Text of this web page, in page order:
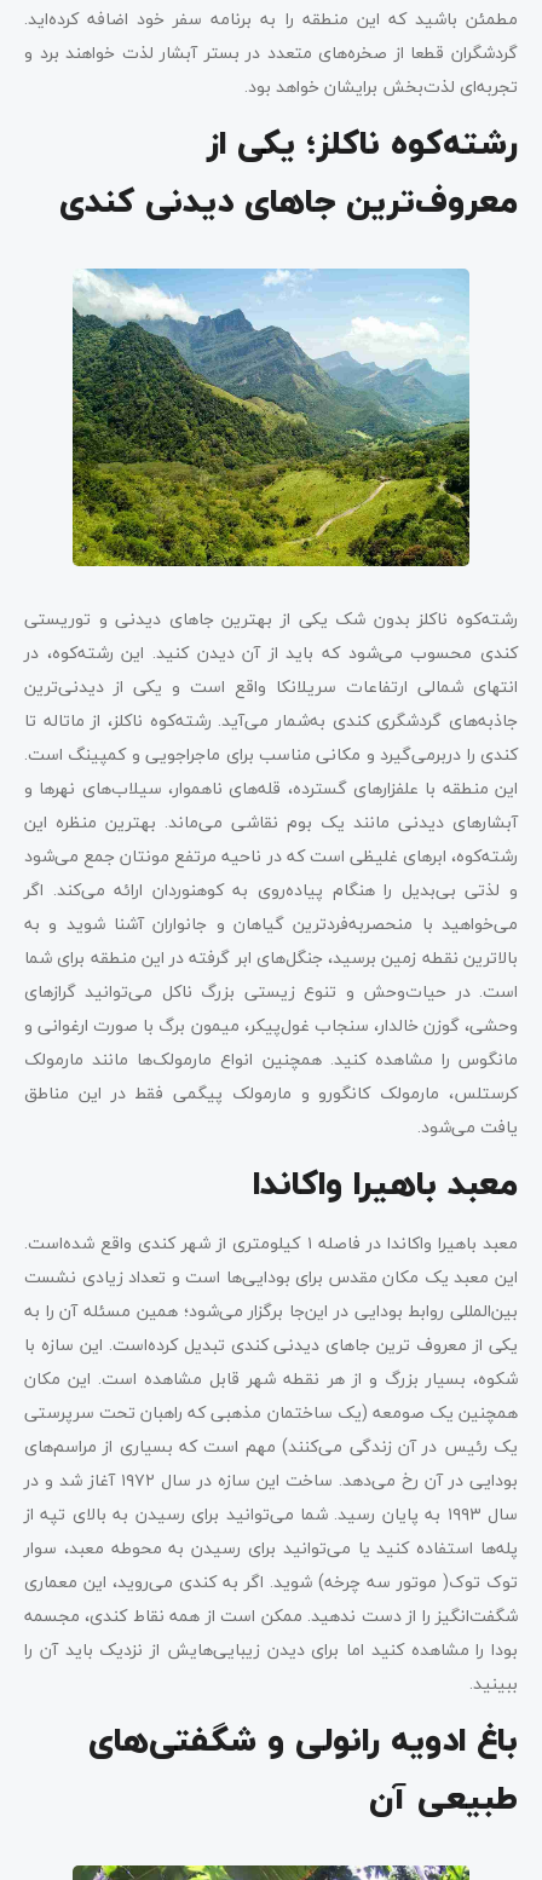
مطمئن باشید که این منطقه را به برنامه سفر خود اضافه کرده‌اید.
گردشگران قطعا از صخره‌های متعدد در بستر آبشار لذت خواهند برد و
تجربه‌ای لذت‌بخش برایشان خواهد بود.
رشته‌کوه ناکلز؛ یکی از
معروف‌ترین جاهای دیدنی کندی
رشته‌کوه ناکلز بدون شک یکی از بهترین جاهای دیدنی و توریستی
کندی محسوب می‌شود که باید از آن دیدن کنید. این رشته‌کوه، در
انتهای شمالی ارتفاعات سریلانکا واقع ‌است و یکی از دیدنی‌ترین
جاذبه‌های گردشگری کندی به‌شمار می‌آید. رشته‌کوه ناکلز، از ماتاله تا
کندی را دربرمی‌گیرد و مکانی مناسب برای ماجراجویی و کمپینگ است.
این منطقه با علفزارهای گسترده، قله‌های ناهموار، سیلاب‌های نهرها و
آبشارهای دیدنی مانند یک بوم نقاشی می‌ماند. بهترین‌ منظره این
رشته‌کوه، ابرهای غلیظی است که در ناحیه مرتفع مونتان جمع می‌شود
و لذتی بی‌بدیل را هنگام پیاده‌روی به کوهنوردان ارائه می‌کند. اگر
می‌خواهید با منحصربه‌فردترین گیاهان و جانواران آشنا شوید و به
بالاترین نقطه زمین برسید، جنگل‌های ابر گرفته در این منطقه برای شما
است. در حیات‌وحش و تنوع زیستی بزرگ ناکل می‌توانید گرازهای
وحشی، گوزن خالدار، سنجاب غول‌پیکر، میمون برگ با صورت ارغوانی و
مانگوس را مشاهده کنید. همچنین انواع مارمولک‌ها مانند مارمولک
کرستلس، مارمولک‌ کانگورو و مارمولک پیگمی فقط در این مناطق
یافت می‌شود.
معبد باهیرا واکاندا
معبد باهیرا واکاندا در فاصله ۱ کیلومتری از شهر کندی واقع شده‌است.
این معبد یک مکان مقدس برای بودایی‌ها است و تعداد زیادی نشست
بین‌المللی روابط بودایی در این‌جا برگزار می‌شود؛ همین مسئله آن را به
یکی از معروف ترین جاهای دیدنی کندی تبدیل کرده‌است. این سازه با
شکوه، بسیار بزرگ و از هر نقطه شهر قابل مشاهده است. این مکان
همچنین یک صومعه (یک ساختمان مذهبی که راهبان تحت سرپرستی
یک رئیس در آن زندگی می‌کنند) مهم است که بسیاری از مراسم‌های
بودایی در آن رخ می‌دهد. ساخت این سازه در سال ۱۹۷۲ آغاز شد و در
سال ۱۹۹۳ به پایان رسید. شما می‌توانید برای رسیدن به بالای تپه از
پله‌ها استفاده کنید یا می‌توانید برای رسیدن به محوطه معبد، سوار
توک توک( موتور سه چرخه) شوید. اگر به کندی می‌روید، این معماری
شگفت‌انگیز را از دست ندهید. ممکن است از همه نقاط کندی، مجسمه
بودا را مشاهده کنید اما برای دیدن زیبایی‌هایش از نزدیک باید آن را
ببینید.
باغ ادویه رانولی و شگفتی‌های
طبیعی آن